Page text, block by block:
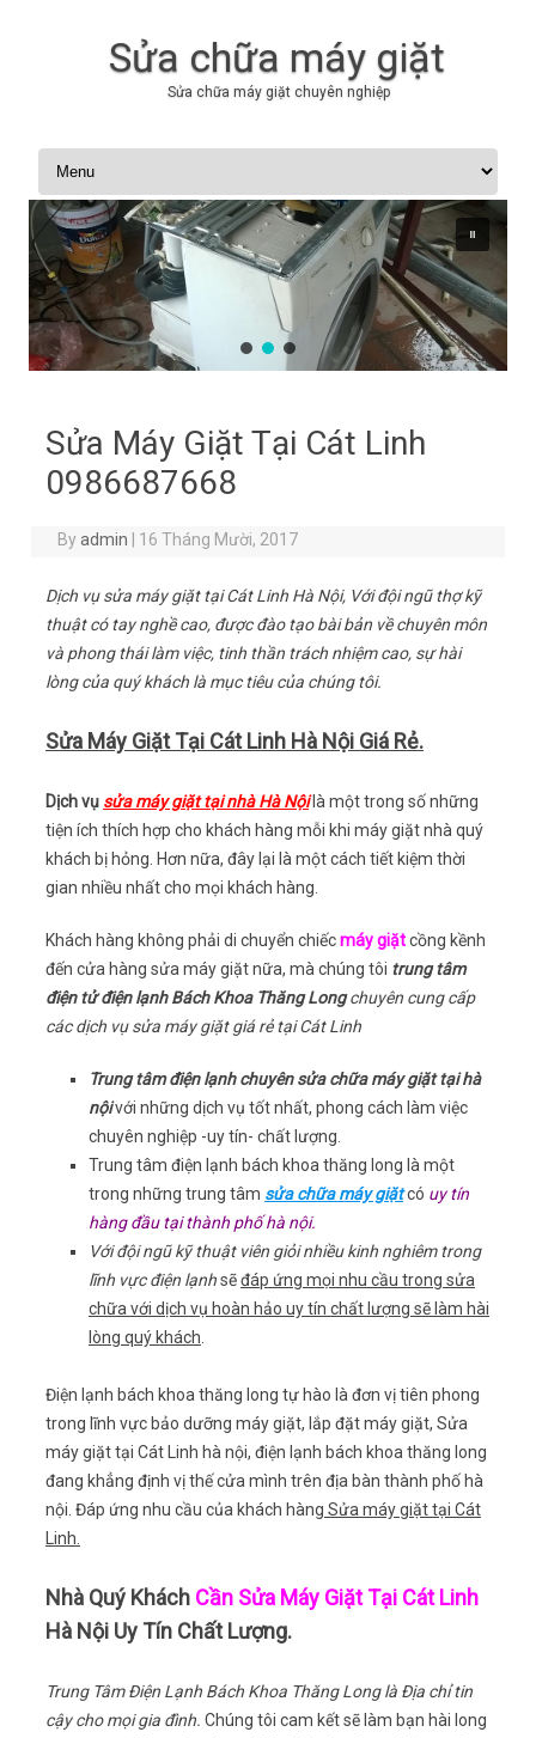
Sửa chữa máy giặt
Sửa chữa máy giặt chuyên nghiệp
Skip to content
Sửa Máy Giặt Tại Cát Linh
0986687668
Byadmin 16 Tháng Mười, 2017
Dịch vụ sửa máy giặt tại Cát Linh Hà Nội, Với đội ngũ thợ kỹ
thuật có tay nghề cao, được đào tạo bài bản về chuyên môn
và phong thái làm việc, tinh thần trách nhiệm cao, sự hài
lòng của quý khách là mục tiêu của chúng tôi.
Sửa Máy Giặt Tại Cát Linh Hà Nội Giá Rẻ.
Dịch vụ sửa máy giặt tại nhà Hà Nộilà một trong số những
tiện ích thích hợp cho khách hàng mỗi khi máy giặt nhà quý
khách bị hỏng. Hơn nữa, đây lại là một cách tiết kiệm thời
gian nhiều nhất cho mọi khách hàng.
Khách hàng không phải di chuyển chiếcmáy giặtcồng kềnh
đến cửa hàng sửa máy giặt nữa, mà chúng tôi trung tâm
điện tử điện lạnh Bách Khoa Thăng Long chuyên cung cấp
các dịch vụ sửa máy giặt giá rẻ tại Cát Linh
Trung tâm điện lạnh chuyên sửa chữa máy giặt tại hà
nộivới những dịch vụ tốt nhất, phong cách làm việc
chuyên nghiệp -uy tín- chất lượng.
Trung tâm điện lạnh bách khoa thăng long là một
trong những trung tâm sửa chữa máy giặtcó uy tín
hàng đầu tại thành phố hà nội.
Với đội ngũ kỹ thuật viên giỏi nhiều kinh nghiêm trong
lĩnh vực điện lạnhsẽđáp ứng mọi nhu cầu trong sửa
chữa với dịch vụ hoàn hảo uy tín chất lượng sẽ làm hài
lòng quý khách
Điện lạnh bách khoa thăng long tự hào là đơn vị tiên phong
trong lĩnh vực bảo dưỡng máy giặt, lắp đặt máy giặt, Sửa
máy giặt tại Cát Linh hà nội, điện lạnh bách khoa thăng long
đang khẳng định vị thế cửa mình trên địa bàn thành phố hà
nội. Đáp ứng nhu cầu của khách hàng Sửa máy giặt tại Cát
Linh.
Nhà Quý Khách Cần Sửa Máy Giặt Tại Cát Linh
Hà Nội Uy Tín Chất Lượng.
Trung Tâm Điện Lạnh Bách Khoa Thăng Long là Địa chỉ tin
cậy cho mọi gia đình. Chúng tôi cam kết sẽ làm bạn hài long